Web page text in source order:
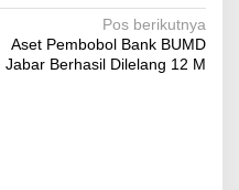
Pos berikutnya
Aset Pembobol Bank BUMD
Jabar Berhasil Dilelang 12 M